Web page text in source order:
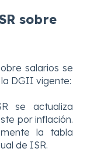
sobre
salarios se
DGII vigente:
se actualiza
por inflación.
la tabla
de ISR.